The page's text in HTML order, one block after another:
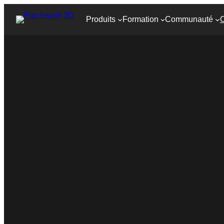
Produits Formation Communauté